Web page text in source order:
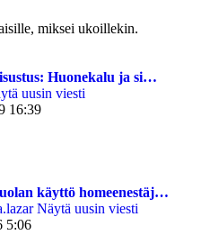
miksei ukoillekin.
Huonekalu ja si…
uusin viesti
16:39
käyttö homeenestäj…
Näytä uusin viesti
5:06